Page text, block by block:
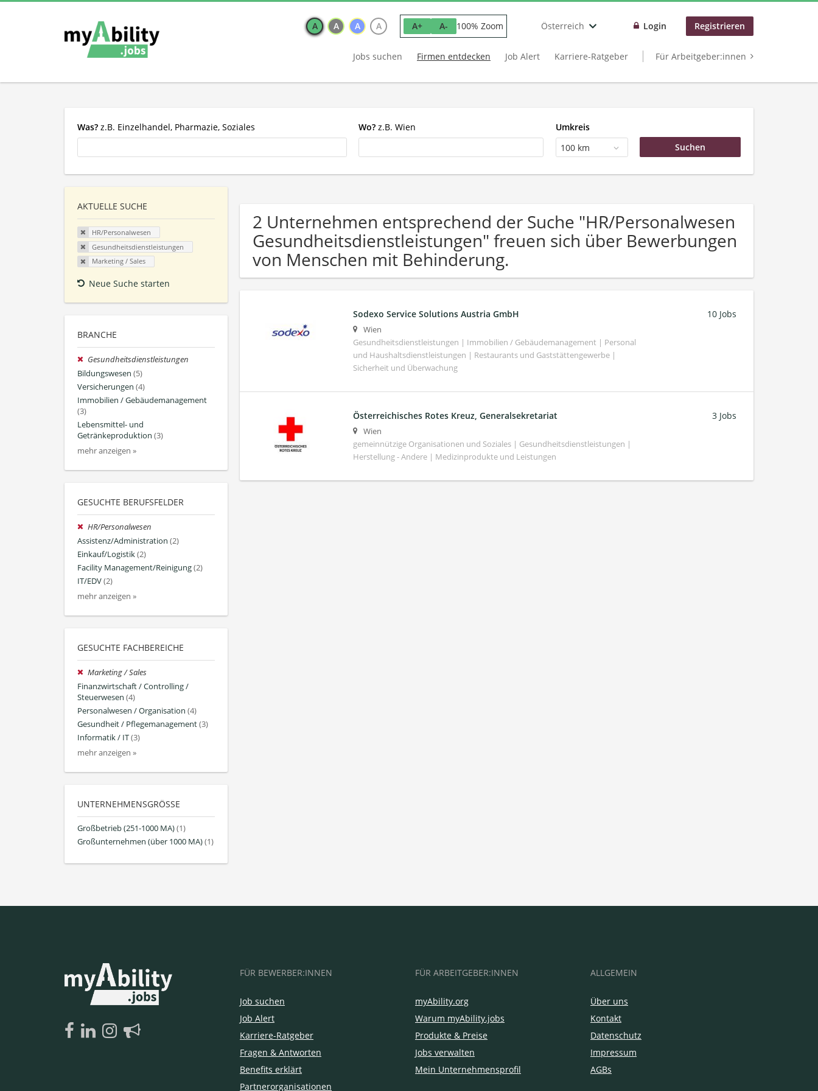
A A A A A+ A- 100% Zoom Österreich Login Registrieren
Jobs suchen Firmen entdecken Job Alert Karriere-Ratgeber Für Arbeitgeber:innen
Was? z.B. Einzelhandel, Pharmazie, Soziales Wo? z.B. Wien
Umkreis
100 km
AKTUELLE SUCHE
HR/Personalwesen
Gesundheitsdienstleistungen
Marketing / Sales
Neue Suche starten
BRANCHE
Gesundheitsdienstleistungen
Bildungswesen (5)
Versicherungen (4)
Immobilien / Gebäudemanagement
(3)
Lebensmittel- und
Getränkeproduktion (3)
mehr anzeigen »
GESUCHTE BERUFSFELDER
HR/Personalwesen
Assistenz/Administration (2)
Einkauf/Logistik(2)
Facility Management/Reinigung(2)
IT/EDV(2)
mehr anzeigen »
GESUCHTE FACHBEREICHE
Marketing / Sales
Finanzwirtschaft / Controlling /
Steuerwesen (4)
Personalwesen / Organisation (4)
Gesundheit / Pflegemanagement(3)
Informatik / IT(3)
mehr anzeigen »
UNTERNEHMENSGRÖSSE
Großbetrieb (251-1000 MA)(1)
Großunternehmen (über 1000 MA)(1)
2 Unternehmen entsprechend der Suche "HR/Personalwesen
Gesundheitsdienstleistungen" freuen sich über Bewerbungen
von Menschen mit Behinderung.
Sodexo Service Solutions Austria GmbH
Wien
Gesundheitsdienstleistungen | Immobilien / Gebäudemanagement | Personal
und Haushaltsdienstleistungen | Restaurants und Gaststättengewerbe |
Sicherheit und Überwachung
10 Jobs
Österreichisches Rotes Kreuz, Generalsekretariat
Wien
gemeinnützige Organisationen und Soziales | Gesundheitsdienstleistungen |
Herstellung - Andere | Medizinprodukte und Leistungen
3 Jobs
FÜR BEWERBER:INNEN
Job suchen
Job Alert
Karriere-Ratgeber
Fragen & Antworten
Benefits erklärt
Partnerorganisationen
FÜR ARBEITGEBER:INNEN
myAbility.org
Warum myAbility.jobs
Produkte & Preise
Jobs verwalten
Mein Unternehmensprofil
ALLGEMEIN
Über uns
Kontakt
Datenschutz
Impressum
AGBs